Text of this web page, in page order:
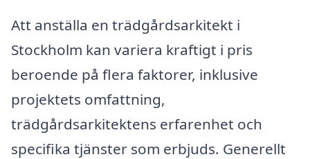
Att anställa en trädgårdsarkitekt i
Stockholm kan variera kraftigt i pris
beroende på flera faktorer, inklusive
projektets omfattning,
trädgårdsarkitektens erfarenhet och
specifika tjänster som erbjuds. Generellt